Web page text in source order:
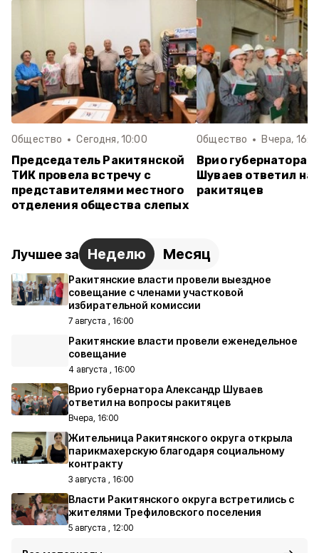
Общество Сегодня, 10:00
Председатель Ракитянской
ТИК провела встречу с
представителями местного
отделения общества слепых
Общество Вчера,
Врио губернатора
Шуваев ответил на
ракитяцев
Лучшее за Неделю Месяц
Ракитянские власти провели выездное
совещание с членами участковой
избирательной комиссии
7 августа , 16:00
Ракитянские власти провели еженедельное
совещание
4 августа , 16:00
Врио губернатора Александр Шуваев
ответил на вопросы ракитяцев
Вчера, 16:00
Жительница Ракитянского округа открыла
парикмахерскую благодаря социальному
контракту
3 августа , 16:00
Власти Ракитянского округа встретились с
жителями Трефиловского поселения
5 августа , 12:00